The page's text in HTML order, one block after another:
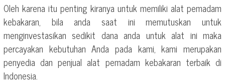
Oleh karena itu penting kiranya untuk memiliki alat pemadam
kebakaran, bila anda saat ini memutuskan untuk
menginvestasikan sedikit dana anda untuk alat ini maka
percayakan kebutuhan Anda pada kami, kami merupakan
penyedia dan penjual alat pemadam kebakaran terbaik di
Indonesia.